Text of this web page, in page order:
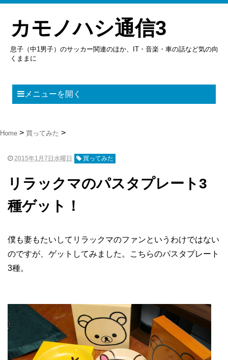
カモノハシ通信3
息子（中1男子）のサッカー関連のほか、IT・音楽・車の話など気の向
くままに
メニューを開く
Home 買ってみた
2015年1月7日水曜日 買ってみた
リラックマのパスタプレート3
種ゲット！
僕も妻もたいしてリラックマのファンというわけではない
のですが、ゲットしてみました。こちらのパスタプレート
3種。